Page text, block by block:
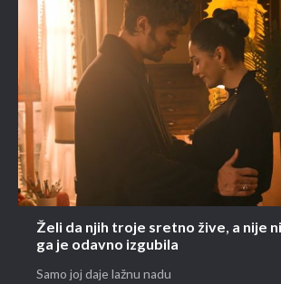
Želi da njih troje sretno žive, a nije
ga je odavno izgubila
Samo joj daje lažnu nadu